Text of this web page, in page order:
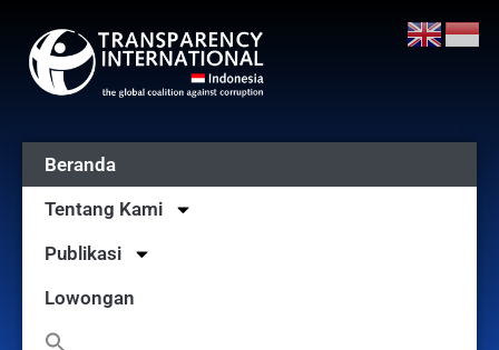
Beranda
Tentang Kami
Publikasi
Lowongan